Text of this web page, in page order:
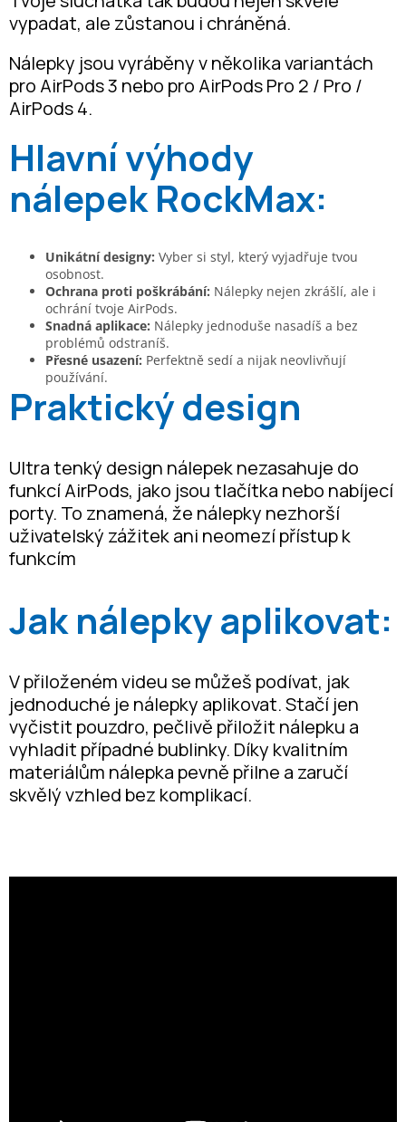
vypadat, ale zůstanou i chráněná.
Nálepky jsou vyráběny v několika variantách
pro AirPods 3 nebo pro AirPods Pro 2 / Pro /
AirPods 4.
Hlavní výhody
nálepek RockMax:
Unikátní designy: Vyber si styl, který vyjadřuje tvou
osobnost.
Ochrana proti poškrábání: Nálepky nejen zkrášlí, ale i
ochrání tvoje AirPods.
Snadná aplikace: Nálepky jednoduše nasadíš a bez
problémů odstraníš.
Přesné usazení: Perfektně sedí a nijak neovlivňují
používání.
Praktický design
Ultra tenký design nálepek nezasahuje do
funkcí AirPods, jako jsou tlačítka nebo nabíjecí
porty. To znamená, že nálepky nezhorší
uživatelský zážitek ani neomezí přístup k
funkcím
Jak nálepky aplikovat:
V přiloženém videu se můžeš podívat, jak
jednoduché je nálepky aplikovat. Stačí jen
vyčistit pouzdro, pečlivě přiložit nálepku a
vyhladit případné bublinky. Díky kvalitním
materiálům nálepka pevně přilne a zaručí
skvělý vzhled bez komplikací.